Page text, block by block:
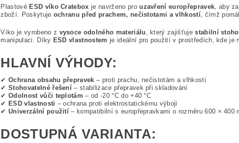
Plastové ESD víko Cratebox je navrženo prouzavření europřepravek, aby
zboží. Poskytuje ochranu před prachem, nečistotami a vlhkostí, čímž
Víko je vyrobeno z vysoce odolného materiálu , který zajišťujestabilní
manipulaci. Díky ESD vlastnostem je ideální pro použití v prostředích, kde je
HLAVNÍ VÝHODY:
✔Ochrana obsahu přepravek – proti prachu, nečistotám a vlhkosti
✔Stohovatelné řešení – stabilizace přepravek při skladování
✔Odolnost vůči teplotám – od -20 °C do +40 °C
✔ ESD vlastnosti – ochrana proti elektrostatickému výboji
✔Univerzální použití – kompatibilní s europřepravkami o rozměru 600 × 400
DOSTUPNÁ VARIANTA: